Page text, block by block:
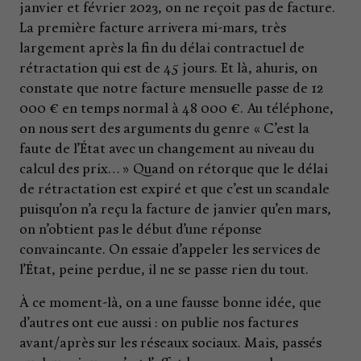
janvier et février 2023, on ne reçoit pas de facture.
La première facture arrivera mi-mars, très
largement après la fin du délai contractuel de
rétractation qui est de 45 jours. Et là, ahuris, on
constate que notre facture mensuelle passe de 12
000 € en temps normal à 48 000 €. Au téléphone,
on nous sert des arguments du genre « C’est la
faute de l’État avec un changement au niveau du
calcul des prix… » Quand on rétorque que le délai
de rétractation est expiré et que c’est un scandale
puisqu’on n’a reçu la facture de janvier qu’en mars,
on n’obtient pas le début d’une réponse
convaincante. On essaie d’appeler les services de
l’État, peine perdue, il ne se passe rien du tout.
À ce moment-là, on a une fausse bonne idée, que
d’autres ont eue aussi : on publie nos factures
avant/après sur les réseaux sociaux. Mais, passés